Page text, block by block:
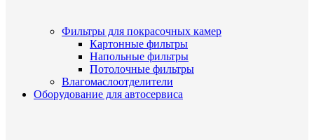
Фильтры для покрасочных камер
Картонные фильтры
Напольные фильтры
Потолочные фильтры
Влагомаслоотделители
Оборудование для автосервиса